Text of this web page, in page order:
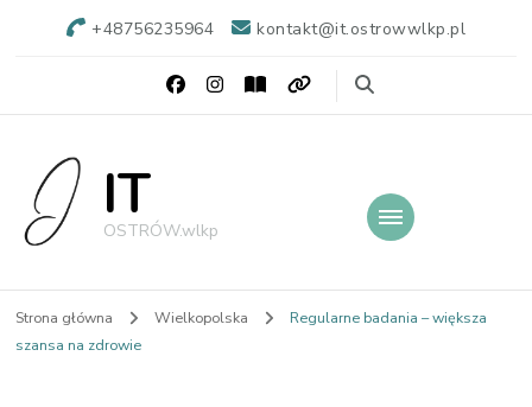
+48756235964 kontakt@it.ostrowwlkp.pl
IT
OSTRÓW.wlkp
Strona główna Wielkopolska
Regularne badania – większa
szansa na zdrowie